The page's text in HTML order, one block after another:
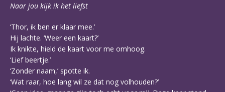
Naar jou kijk ik het liefst
‘Thor, ik ben er klaar mee.’
Hij lachte. ‘Weer een kaart?’
Ik knikte, hield de kaart voor me omhoog.
‘Lief beertje.’
‘Zonder naam,’ spotte ik.
‘Wat raar, hoe lang wil ze dat nog volhouden?’